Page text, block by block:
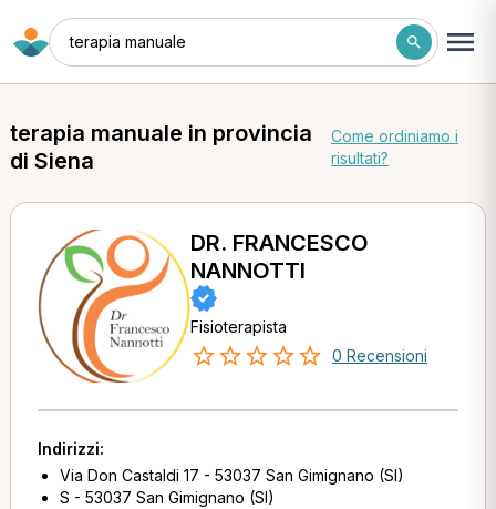
terapia manuale
terapia manuale in provincia
di Siena
Come ordiniamo i
risultati?
DR. FRANCESCO
NANNOTTI
Fisioterapista
0 Recensioni
Indirizzi:
Via Don Castaldi 17 - 53037 San Gimignano (SI)
S - 53037 San Gimignano (SI)